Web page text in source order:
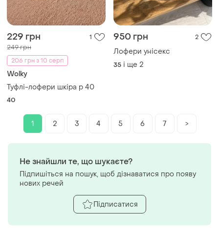
229 грн 1
249 грн
206 грн з 10 серп
Wolky
Туфлі-лофери шкіра р 40
40
950 грн 2
Лофери унісекс
35 і ще 2
1 2 3 4 5 6 7 >
Не знайшли те, що шукаєте?
Підпишіться на пошук, щоб дізнаватися про появу
нових речей
Підписатися